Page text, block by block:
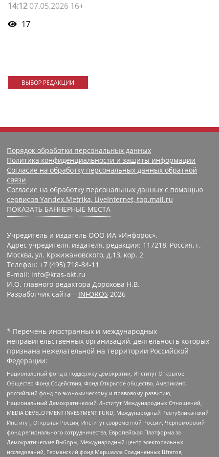
14:12 07.05.2026 16+
17
ВЫБОР РЕДАКЦИИ
Порядок обработки персональных данных
Политика конфиденциальности и защиты информации
Согласие на обработку персональных данных обратной
связи
Согласие на обработку персональных данных с помощью
сервисов Yandex.Metrika, LiveInternet, top.mail.ru
ПОКАЗАТЬ БАННЕРНЫЕ МЕСТА
Учредитель и издатель ООО ИА «Инфорос».
Адрес учредителя, издателя, редакции: 117218, Россия, г.
Москва, ул. Кржижановского, д.13, кор. 2
Телефон: +7 (495) 718-84-11
E-mail: info@kras-okt.ru
И.О. главного редактора Дорохова Н.В.
Разработчик сайта – INFOROS 2026
* Перечень иностранных и международных
неправительственных организаций, деятельность которых
признана нежелательной на территории Российской
Федерации:
Национальный фонд в поддержку демократии, Институт Открытое
Общество Фонд Содействия, Фонд Открытое общество, Американо-
российский фонд по экономическому и правовому развитию,
Национальный Демократический Институт Международных Отношений,
MEDIA DEVELOPMENT INVESTMENT FUND, Международный Республиканский
Институт, Открытая Россия, Институт современной России, Черноморский
фонд регионального сотрудничества, Европейская Платформа за
Демократические Выборы, Международный центр электоральных
исследований, Германский фонд Маршалла Соединенных Штатов,